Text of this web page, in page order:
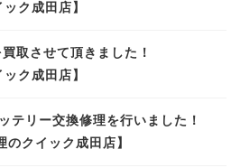
ク成田店】
取させて頂きました！
ク成田店】
リー交換修理を行いました！
クイック成田店】